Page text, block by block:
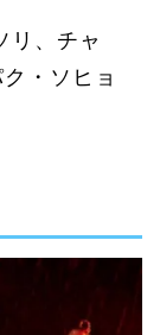
リ、チャ
・ソヒョ